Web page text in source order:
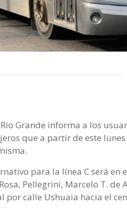
Grande informa a los
que a partir de este
para la línea C será en
Pellegrini, Marcelo T. de
por calle Ushuaia hacia el